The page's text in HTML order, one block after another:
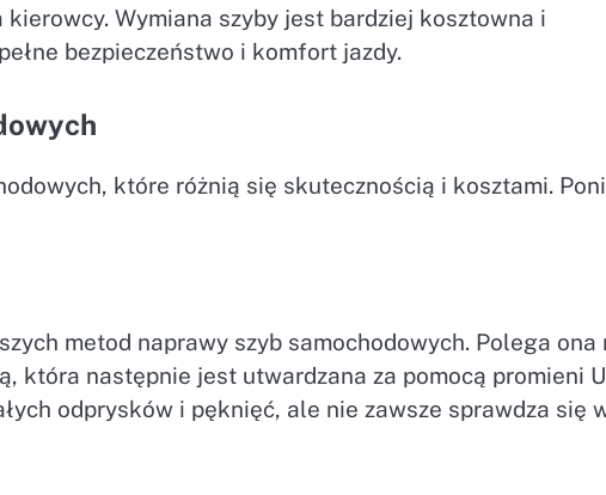
Wymiana szyby jest bardziej kosztowna i
bezpieczeństwo i komfort jazdy.
które różnią się skutecznością i kosztami.
metod naprawy szyb samochodowych. Polega ona
która następnie jest utwardzana za pomocą promieni
odprysków i pęknięć, ale nie zawsze sprawdza się